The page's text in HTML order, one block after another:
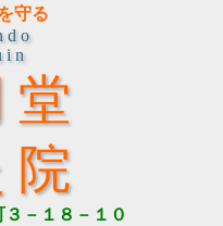
守る
d o
i n
堂
院
－１８－１０